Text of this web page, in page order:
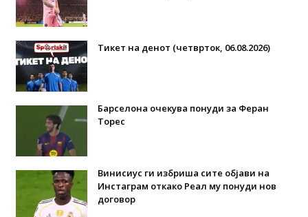
Тикет на денот (четврток, 06.08.2026)
Барселона очекува понуди за Феран
Торес
Винисиус ги избриша сите објави на
Инстаграм откако Реал му понуди нов
договор